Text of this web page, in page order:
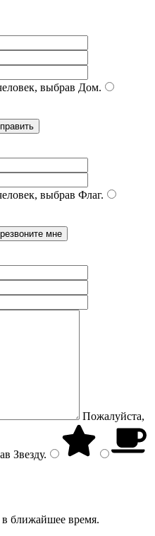
выбрав Дом.
выбрав Флаг.
Пожалуйста,
Звезду.
ближайшее время.